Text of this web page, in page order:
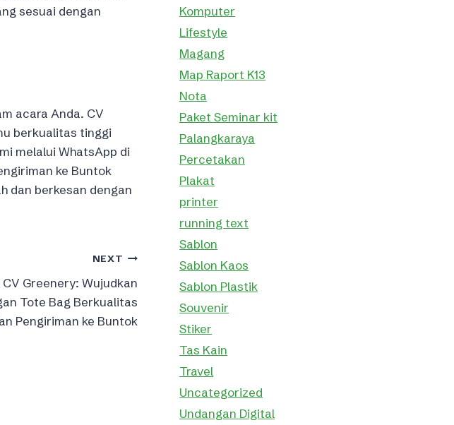
sesuai dengan
acara Anda. CV
berkualitas tinggi
melalui WhatsApp di
ke Buntok
dan berkesan dengan
NEXT
Greenery: Wujudkan
Tote Bag Berkualitas
Pengiriman ke Buntok
Komputer
Lifestyle
Magang
Map Raport K13
Nota
Paket Seminar kit
Palangkaraya
Percetakan
Plakat
printer
running text
Sablon
Sablon Kaos
Sablon Plastik
Souvenir
Stiker
Tas Kain
Travel
Uncategorized
Undangan Digital